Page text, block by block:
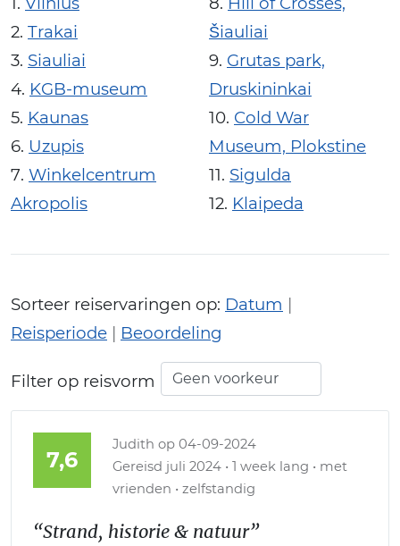
Trakai
Siauliai
KGB-museum
Kaunas
Uzupis
Winkelcentrum
Akropolis
Šiauliai
Grutas park,
Druskininkai
Cold War
Museum, Plokstine
Sigulda
Klaipeda
Sorteer reiservaringen op: Datum |
Reisperiode | Beoordeling
Filter op reisvorm
7,6
Judith op 04-09-2024
Gereisd juli 2024 • 1 week lang • met
vrienden • zelfstandig
“Strand, historie & natuur”